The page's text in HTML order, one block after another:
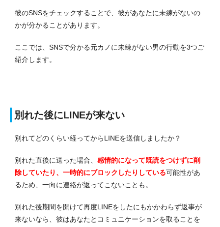
彼のSNSをチェックすることで、彼があなたに未練がないの
かが分かることがあります。
ここでは、SNSで分かる元カノに未練がない男の行動を3つご
紹介します。
別れた後にLINEが来ない
別れてどのくらい経ってからLINEを送信しましたか？
別れた直後に送った場合、 感情的になって既読をつけずに削
除していたり、一時的にブロックしたりしている可能性があ
るため、一向に連絡が返ってこないことも。
別れた後期間を開けて再度LINEをしたにもかかわらず返事が
来ないなら、彼はあなたとコミュニケーションを取ることを